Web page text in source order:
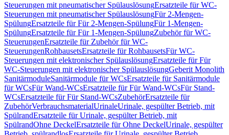
Steuerungen mit pneumatischer SpülauslösungErsatzteile für WC-
Steuerungen mit pneumatischer SpülauslösungFür 2-Mengen-
SpülungErsatzteile für Für 2-Mengen-SpülungFür 1-Mengen-
SpülungErsatzteile für Für 1-Mengen-SpülungZubehör für WC-
SteuerungenErsatzteile für Zubehör für WC-
SteuerungenRohbausetsErsatzteile für RohbausetsFür WC-
Steuerungen mit elektronischer SpülauslösungErsatzteile für Für
WC-Steuerungen mit elektronischer SpülauslösungGeberit Monolith
SanitärmoduleSanitärmodule für WCsErsatzteile für Sanitärmodule
für WCsFür Wand-WCsErsatzteile für Für Wand-WCsFür Stand-
WCsErsatzteile für Für Stand-WCsZubehörErsatzteile für
ZubehörVerbrauchsmaterialUrinaleUrinale, gespülter Betrieb, mit
SpülrandErsatzteile für Urinale, gespülter Betrieb, mit
SpülrandOhne DeckelErsatzteile für Ohne DeckelUrinale, gespülter